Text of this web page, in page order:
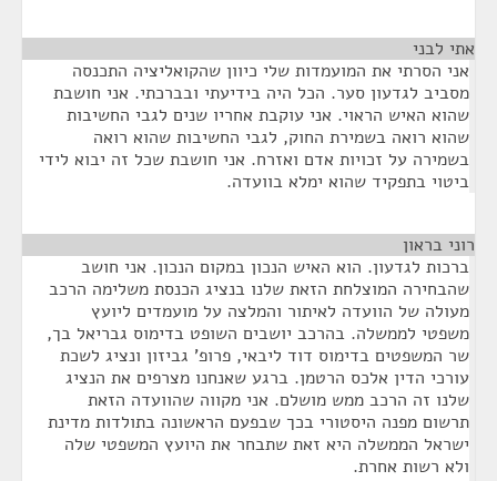
אתי לבני
אני הסרתי את המועמדות שלי כיוון שהקואליציה התכנסה
מסביב לגדעון סער. הכל היה בידיעתי ובברכתי. אני חושבת
שהוא האיש הראוי. אני עוקבת אחריו שנים לגבי החשיבות
שהוא רואה בשמירת החוק, לגבי החשיבות שהוא רואה
בשמירה על זכויות אדם ואזרח. אני חושבת שכל זה יבוא לידי
ביטוי בתפקיד שהוא ימלא בוועדה.
רוני בראון
ברכות לגדעון. הוא האיש הנכון במקום הנכון. אני חושב
שהבחירה המוצלחת הזאת שלנו בנציג הכנסת משלימה הרכב
מעולה של הוועדה לאיתור והמלצה על מועמדים ליועץ
משפטי לממשלה. בהרכב יושבים השופט בדימוס גבריאל בך,
שר המשפטים בדימוס דוד ליבאי, פרופ' גביזון ונציג לשכת
עורכי הדין אלכס הרטמן. ברגע שאנחנו מצרפים את הנציג
שלנו זה הרכב ממש מושלם. אני מקווה שהוועדה הזאת
תרשום מפנה היסטורי בכך שבפעם הראשונה בתולדות מדינת
ישראל הממשלה היא זאת שתבחר את היועץ המשפטי שלה
ולא רשות אחרת.